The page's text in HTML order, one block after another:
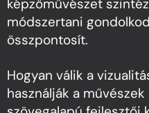
képzőművészet
módszertani
összpontosít.
Hogyan válik a
használják a